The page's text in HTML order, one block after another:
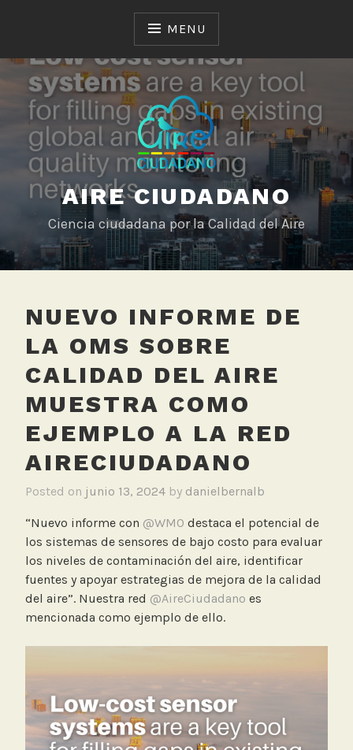
MENU
AIRE CIUDADANO
Ciencia ciudadana por la Calidad del Aire
NUEVO INFORME DE
LA OMS SOBRE
CALIDAD DEL AIRE
MUESTRA COMO
EJEMPLO A LA RED
AIRECIUDADANO
Posted on junio 13, 2024 by danielbernalb
“Nuevo informe con @WMO destaca el potencial de
los sistemas de sensores de bajo costo para evaluar
los niveles de contaminación del aire, identificar
fuentes y apoyar estrategias de mejora de la calidad
del aire”. Nuestra red @AireCiudadano es
mencionada como ejemplo de ello.